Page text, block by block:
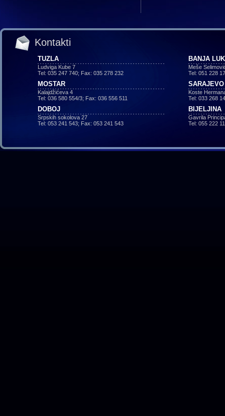
Kontakti
TUZLA
Ludviga Kube 7
Tel: 035 247 740; Fax: 035 278 232
MOSTAR
Kalajdžićeva 4
Tel: 036 580 554/3; Fax: 036 556 511
DOBOJ
Srpskih sokolova 27
Tel: 053 241 543; Fax: 053 241 543
BANJA
Meše
Tel: 051 228
SARAJEVO
Koste
Tel: 033 268
BIJELJINA
Gavrila
Tel: 055 222